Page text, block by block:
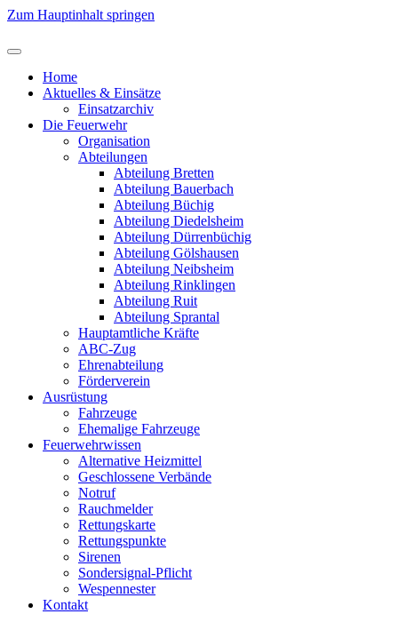
Zum Hauptinhalt springen
Home
Aktuelles & Einsätze
Einsatzarchiv
Die Feuerwehr
Organisation
Abteilungen
Abteilung Bretten
Abteilung Bauerbach
Abteilung Büchig
Abteilung Diedelsheim
Abteilung Dürrenbüchig
Abteilung Gölshausen
Abteilung Neibsheim
Abteilung Rinklingen
Abteilung Ruit
Abteilung Sprantal
Hauptamtliche Kräfte
ABC-Zug
Ehrenabteilung
Förderverein
Ausrüstung
Fahrzeuge
Ehemalige Fahrzeuge
Feuerwehrwissen
Alternative Heizmittel
Geschlossene Verbände
Notruf
Rauchmelder
Rettungskarte
Rettungspunkte
Sirenen
Sondersignal-Pflicht
Wespennester
Kontakt